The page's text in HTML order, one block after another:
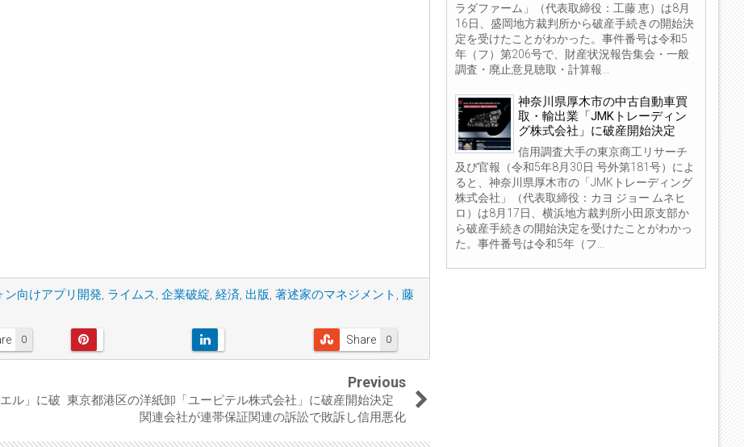
ン向けアプリ開発, ライムス, 企業破綻, 経済, 出版, 著述家のマネジメント , 藤
0 0
Share
ル」に破
Previous
東京都港区の洋紙卸「ユーピテル株式会社」に破産開始決定
関連会社が連帯保証関連の訴訟で敗訴し信用悪化
ラダファーム」（代表取締役：工藤 恵）は8月
16日、盛岡地方裁判所から破産手続きの開始決
定を受けたことがわかった。事件番号は令和5
年（フ）第206号で、財産状況報告集会・一般
調査・廃止意見聴取・計算報...
神奈川県厚木市の中古自動車買
取・輸出業「JMKトレーディン
グ株式会社」に破産開始決定
信用調査大手の東京商工リサーチ
及び官報（令和5年8月30日 号外第181号）によ
ると、神奈川県厚木市の「JMKトレーディング
株式会社」（代表取締役：カヨ ジョー ムネヒ
ロ）は8月17日、横浜地方裁判所小田原支部か
ら破産手続きの開始決定を受けたことがわかっ
た。事件番号は令和5年（フ...